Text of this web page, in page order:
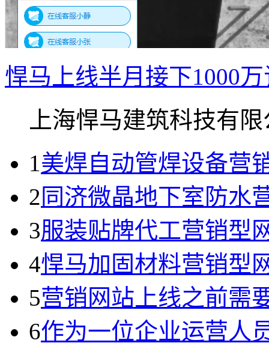
悍马上线半月接下1000
上海悍马建筑科技有
1美焊自动管焊设备营
2同济微晶地下室防水
3服装贴牌代工营销型
4悍马加固材料营销型
5营销网站上线之前需
6作为一位企业运营人